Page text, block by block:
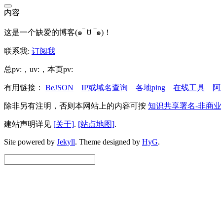
内容
这是一个缺爱的博客(๑‾ ꇴ ‾๑)！
联系我: 订阅我
总pv: ，uv: ，本页pv:
有用链接： BeJSON IP或域名查询 各地ping 在线工具
除非另有注明，否则本网站上的内容可按 知识共享署名-非商
建站声明详见 [关于]. [站点地图].
Site powered by Jekyll. Theme designed by HyG.